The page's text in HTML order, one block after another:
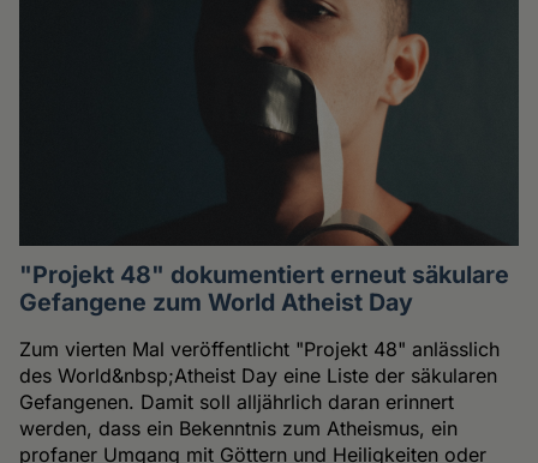
"Projekt 48" dokumentiert erneut säkulare
Gefangene zum World Atheist Day
Zum vierten Mal veröffentlicht "Projekt 48" anlässlich
des World&nbsp;Atheist Day eine Liste der säkularen
Gefangenen. Damit soll alljährlich daran erinnert
werden, dass ein Bekenntnis zum Atheismus, ein
profaner Umgang mit Göttern und Heiligkeiten oder